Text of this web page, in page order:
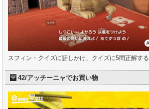
スフィン・クイズに話しかけ、クイズに5問正解する
42/アッチーニャでお買い物